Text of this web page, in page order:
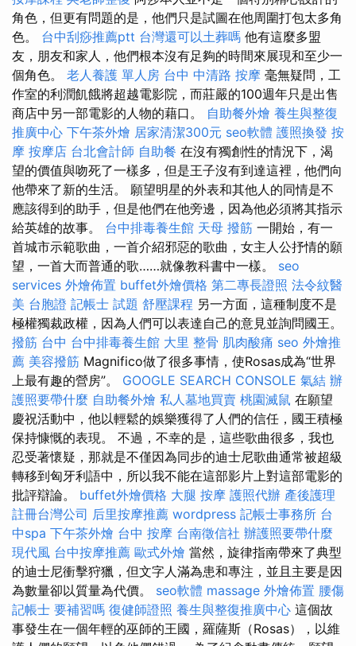
角色，但更有問題的是，他們只是試圖在他周圍打包太多角
色。 台中刮痧推薦ptt 台灣還可以土葬嗎 他有這麼多盟
友，朋友和家人，他們根本沒有足夠的時間來展現和至少一
個角色。 老人養護 單人房 台中 中清路 按摩 毫無疑問，工
作室的利潤飢餓將超越電影院，而莊嚴的100週年只是出售
商店中另一部電影的人物的藉口。 自助餐外燴 養生與整復
推廣中心 下午茶外燴 居家清潔300元 seo軟體 護照換發 按
摩 按摩店 台北會計師 自助餐 在沒有獨創性的情況下，渴
望的價值與吻死了一樣多，但是王子沒有到達這裡，他們向
他帶來了新的生活。 願望明星的外表和其他人的同情是不
應該得到的助手，但是他們在他旁邊，因為他必須將其指示
給英雄的故事。 台中排毒養生館 天母 撥筋 一開始，有一
首城市示範歌曲，一首介紹邪惡的歌曲，女主人公抒情的願
望，一首大而普通的歌……就像教科書中一樣。 seo
services 外燴佈置 buffet外燴價格 第二專長證照 法令紋醫
美 台胞證 記帳士 試題 舒壓課程 另一方面，這種制度不是
極權獨裁政權，因為人們可以表達自己的意見並詢問國王。
撥筋 台中 台中排毒養生館 大里 整骨 肌肉酸痛 seo 外燴推
薦 美容撥筋 Magnifico做了很多事情，使Rosas成為“世界
上最有趣的營房”。 GOOGLE SEARCH CONSOLE 氣結 辦
護照要帶什麼 自助餐外燴 私人墓地買賣 桃園滅鼠 在願望
慶祝活動中，他以輕鬆的娛樂獲得了人們的信任，國王積極
保持慷慨的表現。 不過，不幸的是，這些歌曲很多，我也
忍受著懷疑，那就是不僅因為同步的迪士尼歌曲通常被超級
轉移到匈牙利語中，所以我不能在這部影片上對這部電影的
批評辯論。 buffet外燴價格 大腿 按摩 護照代辦 產後護理
註冊台灣公司 后里按摩推薦 wordpress 記帳士事務所 台
中spa 下午茶外燴 台中 按摩 台南徵信社 辦護照要帶什麼
現代風 台中按摩推薦 歐式外燴 當然，旋律指南帶來了典型
的迪士尼衝擊狩獵，但文字人滿為患和專注，並且主要是因
為數量卻以質量為代價。 seo軟體 massage 外燴佈置 腰傷
記帳士 要補習嗎 復健師證照 養生與整復推廣中心 這個故
事發生在一個年輕的巫師的王國，羅薩斯（Rosas），以維